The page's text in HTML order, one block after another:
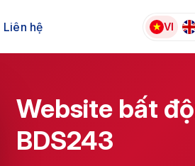
Liên hệ VI
Website bất
BDS243